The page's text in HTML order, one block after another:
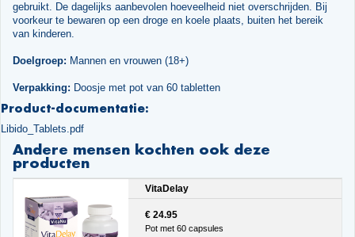
gebruikt. De dagelijks aanbevolen hoeveelheid niet overschrijden. Bij
voorkeur te bewaren op een droge en koele plaats, buiten het bereik
van kinderen.
Doelgroep: Mannen en vrouwen (18+)
Verpakking: Doosje met pot van 60 tabletten
Product-documentatie:
Libido_Tablets.pdf
Andere mensen kochten ook deze
producten
VitaDelay
€ 24.95
Pot met 60 capsules